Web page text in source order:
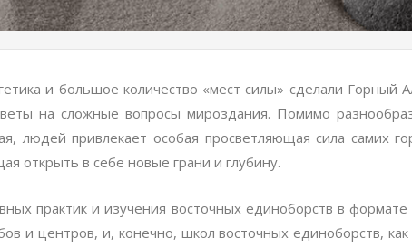
и большое количество «мест силы» сделали
на сложные вопросы мироздания. Помимо
людей привлекает особая просветляющая сила
открыть в себе новые грани и глубину.
практик и изучения восточных единоборств в
и центров, и, конечно, школ восточных единоборств,